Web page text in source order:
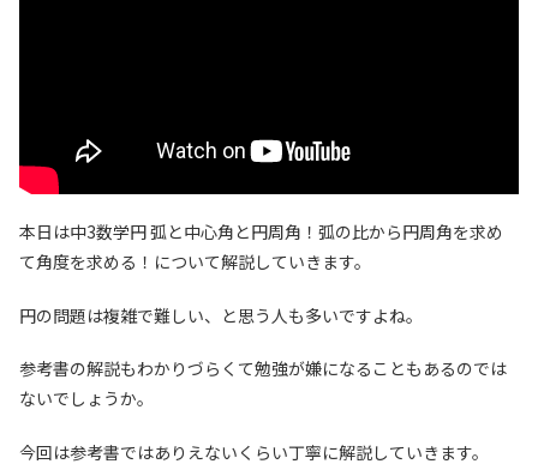
本日は中3数学円 弧と中心角と円周角！弧の比から円周角を求め
て角度を求める！について解説していきます。
円の問題は複雑で難しい、と思う人も多いですよね。
参考書の解説もわかりづらくて勉強が嫌になることもあるのでは
ないでしょうか。
今回は参考書ではありえないくらい丁寧に解説していきます。